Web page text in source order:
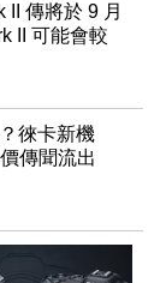
II 傳將於 9 月
II 可能會較
徠卡新機
傳聞流出